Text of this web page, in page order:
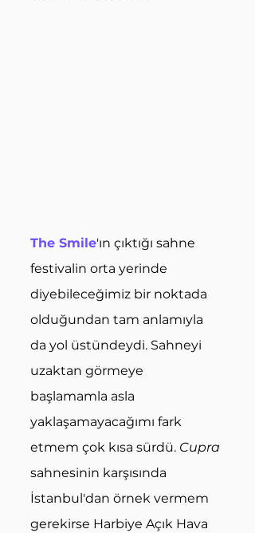
The Smile'ın çıktığı sahne
festivalin orta yerinde
diyebileceğimiz bir noktada
olduğundan tam anlamıyla
da yol üstündeydi. Sahneyi
uzaktan görmeye
başlamamla asla
yaklaşamayacağımı fark
etmem çok kısa sürdü. Cupra
sahnesinin karşısında
İstanbul'dan örnek vermem
gerekirse Harbiye Açık Hava